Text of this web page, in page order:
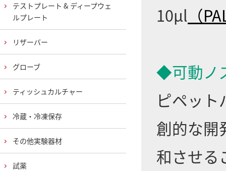
10μl （
◆可動ノ
ピペッ
創的な開
和させる
テストプレート & ディープウェ
ルプレート
リザーバー
グローブ
ティッシュカルチャー
冷蔵・冷凍保存
その他実験器材
試薬